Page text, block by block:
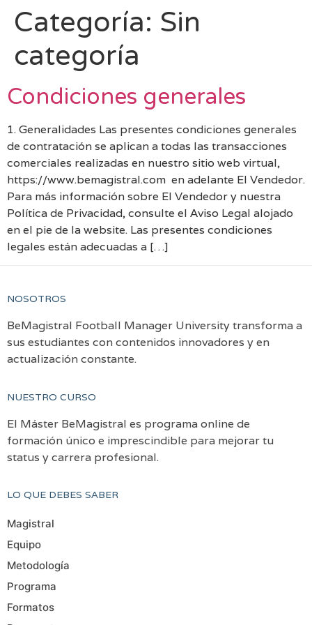
Categoría: Sin
categoría
Condiciones generales
1. Generalidades Las presentes condiciones generales
de contratación se aplican a todas las transacciones
comerciales realizadas en nuestro sitio web virtual,
https://www.bemagistral.com en adelante El Vendedor.
Para más información sobre El Vendedor y nuestra
Política de Privacidad, consulte el Aviso Legal alojado
en el pie de la website. Las presentes condiciones
legales están adecuadas a […]
NOSOTROS
BeMagistral Football Manager University transforma a
sus estudiantes con contenidos innovadores y en
actualización constante.
NUESTRO CURSO
El Máster BeMagistral es programa online de
formación único e imprescindible para mejorar tu
status y carrera profesional.
LO QUE DEBES SABER
Magistral
Equipo
Metodología
Programa
Formatos